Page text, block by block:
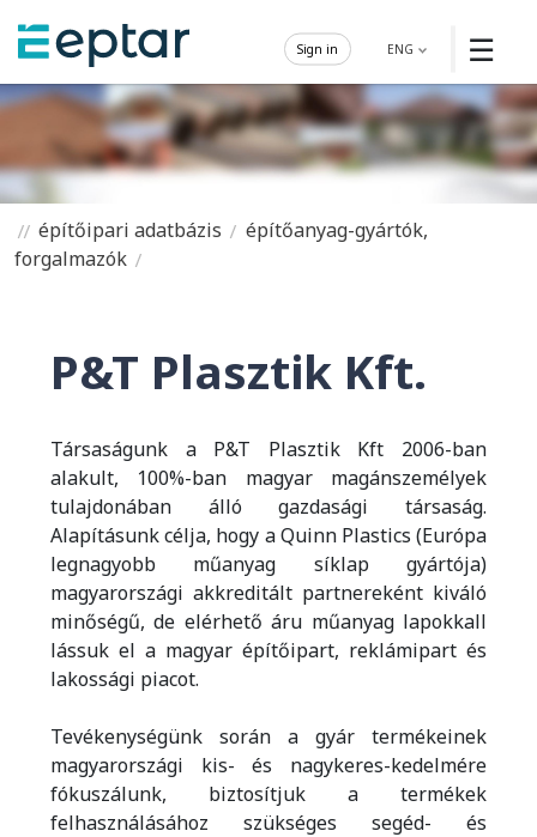
☰
ENG
Sign in
építőipari adatbázis
építőanyag-gyártók,
forgalmazók
P&T Plasztik Kft.
Társaságunk a P&T Plasztik Kft 2006-ban
alakult, 100%-ban magyar magánszemélyek
tulajdonában álló gazdasági társaság.
Alapításunk célja, hogy a Quinn Plastics (Európa
legnagyobb műanyag síklap gyártója)
magyarországi akkreditált partnereként kiváló
minőségű, de elérhető áru műanyag lapokkall
lássuk el a magyar építőipart, reklámipart és
lakossági piacot.
Tevékenységünk során a gyár termékeinek
magyarországi kis- és nagykeres-kedelmére
fókuszálunk, biztosítjuk a termékek
felhasználásához szükséges segéd- és